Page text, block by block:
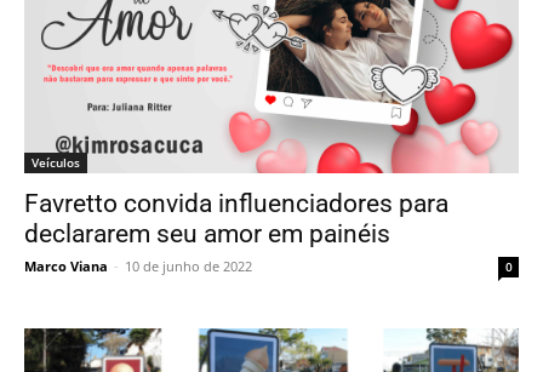
Veículos
Favretto convida influenciadores para
declararem seu amor em painéis
Marco Viana - 10 de junho de 2022 0